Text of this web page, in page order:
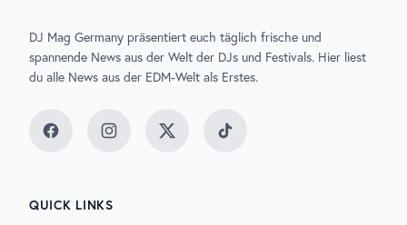
DJ Mag Germany präsentiert euch täglich frische und
spannende News aus der Welt der DJs und Festivals. Hier liest
du alle News aus der EDM-Welt als Erstes.
FacebookInstagramTwitter TikTok
QUICK LINKS